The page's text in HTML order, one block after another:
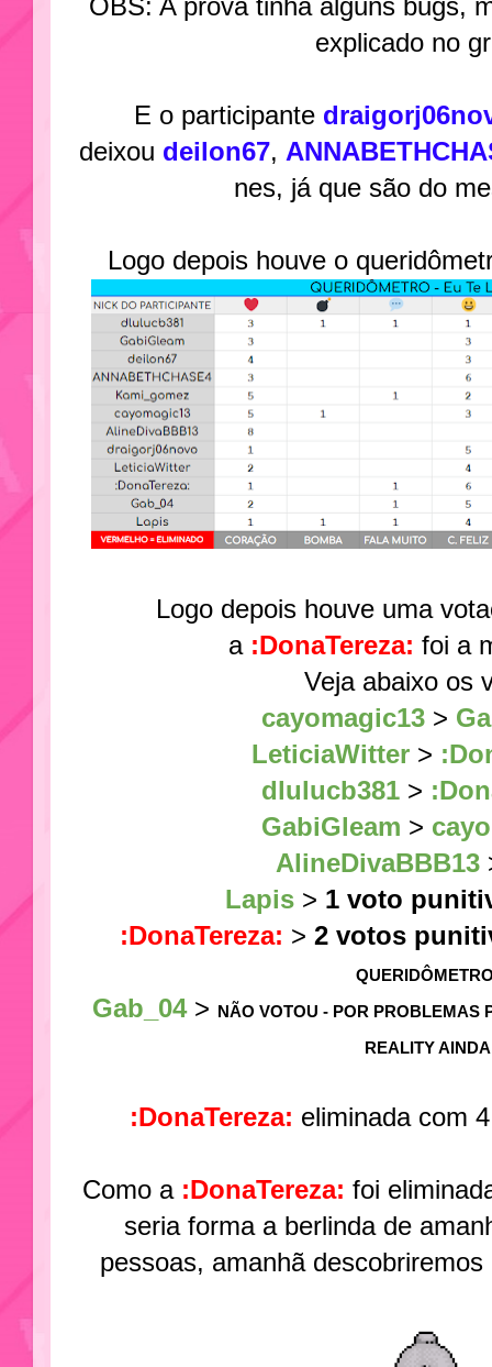
OBS: A prova tinha alguns bugs,
explicado no
E o participante
deixou deilon67,
nes, já que são do
Logo depois houve o
Logo depois houve uma
a :DonaTereza:foi a
Veja abaixo os
cayomagic13 >
LeticiaWitter >
dlulucb381 >
GabiGleam >
AlineDivaBBB13
Lapis > 1 voto
:DonaTereza: >2 votos
Gab_04 > NÃO VOTOU - POR PROBLEMAS
REALITY AINDA
:DonaTereza: eliminada com
Como a :DonaTereza: foi
seria forma a berlinda de
pessoas, amanhã